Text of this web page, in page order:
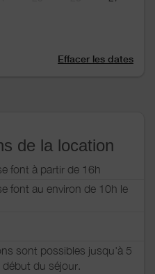
Effacer les dates
de la location
font à partir de 16h
font au environ de 10h le
sont possibles jusqu'à 5
début du séjour.